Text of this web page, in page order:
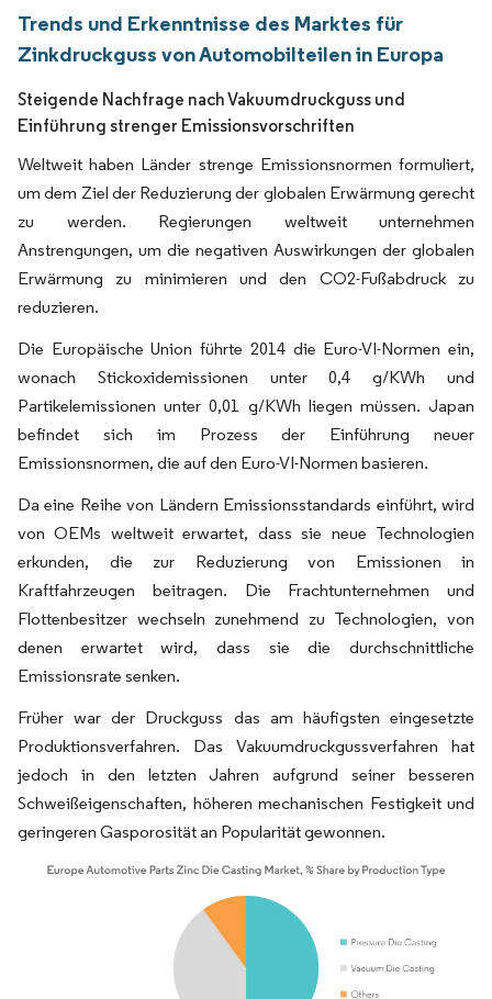
Trends und Erkenntnisse des Marktes für
Zinkdruckguss von Automobilteilen in Europa
Steigende Nachfrage nach Vakuumdruckguss und
Einführung strenger Emissionsvorschriften
Weltweit haben Länder strenge Emissionsnormen formuliert,
um dem Ziel der Reduzierung der globalen Erwärmung gerecht
zu werden. Regierungen weltweit unternehmen
Anstrengungen, um die negativen Auswirkungen der globalen
Erwärmung zu minimieren und den CO2-Fußabdruck zu
reduzieren.
Die Europäische Union führte 2014 die Euro-VI-Normen ein,
wonach Stickoxidemissionen unter 0,4 g/KWh und
Partikelemissionen unter 0,01 g/KWh liegen müssen. Japan
befindet sich im Prozess der Einführung neuer
Emissionsnormen, die auf den Euro-VI-Normen basieren.
Da eine Reihe von Ländern Emissionsstandards einführt, wird
von OEMs weltweit erwartet, dass sie neue Technologien
erkunden, die zur Reduzierung von Emissionen in
Kraftfahrzeugen beitragen. Die Frachtunternehmen und
Flottenbesitzer wechseln zunehmend zu Technologien, von
denen erwartet wird, dass sie die durchschnittliche
Emissionsrate senken.
Früher war der Druckguss das am häufigsten eingesetzte
Produktionsverfahren. Das Vakuumdruckgussverfahren hat
jedoch in den letzten Jahren aufgrund seiner besseren
Schweißeigenschaften, höheren mechanischen Festigkeit und
geringeren Gasporosität an Popularität gewonnen.